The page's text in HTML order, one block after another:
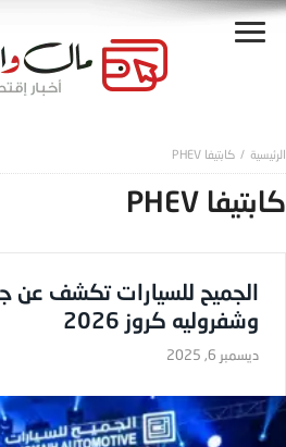
كابتيفا PHEV
كابتيفا PHEV
الجميح للسيارات تكشف عن
وشفروليه كروز 2026
ديسمبر 6, 2025